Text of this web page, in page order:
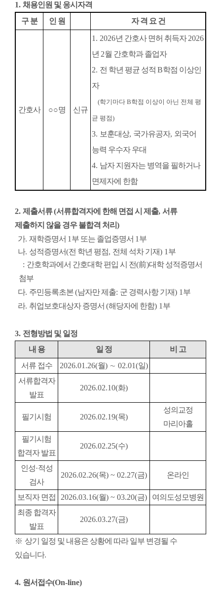
1. 채용인원 및 응시자격
구 분
인 원 자 격 요 건
간호사 ○○명 신규
1. 2026년 간호사 면허 취득자2026
년 2월 간호학과 졸업자
2. 전 학년 평균 성적 B학점 이상인
자
(학기마다 B학점 이상이 아닌 전체 평
균 평점)
3. 보훈대상, 국가유공자, 외국어
능력 우수자 우대
4. 남자 지원자는 병역을 필하거나
면제자에 한함
2. 제출서류(서류합격자에 한해 면접 시 제출, 서류
제출하지 않을 경우 불합격 처리 )
가. 재학증명서 1 부 또는 졸업증명서 1 부
나. 성적증명서(전 학년 평점, 전체 석차 기재) 1 부
: 간호학과에서 간호대학 편입 시 전(前)대학 성적증명서
첨부
다. 주민등록초본(남자만 제출: 군 경력사항 기재) 1 부
라. 취업보호대상자 증명서 (해당자에 한함) 1 부
3. 전형방법 및 일정
내 용 일 정
비 고
서류 접수
2026.01.26(월) ∼ 02.01(일)
서류합격자
발표
2026.02.10(화)
필기시험 2026.02.19(목)
성의교정
마리아홀
필기시험
합격자 발표
2026.02.25(수)
인성·적성
검사
2026.02.26(목) ~ 02.27(금) 온라인
보직자 면접 2026.03.16(월) ~ 03.20(금)
여의도성모병원
최종 합격자
발표
2026.03.27(금)
※ 상기 일정 및 내용은 상황에 따라 일부 변경될 수
있습니다.
4. 원서접수(On-line)